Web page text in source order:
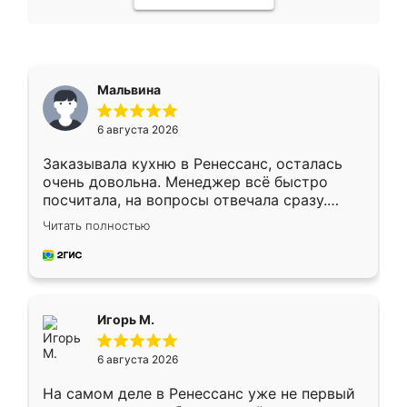
Мальвина
6 августа 2026
Заказывала кухню в Ренессанс, осталась
очень довольна. Менеджер всё быстро
посчитала, на вопросы отвечала сразу.
Замерщик приехал в субботу, подошёл к
делу со всей ответственностью. Собрали
за день, ребята работали аккуратно, даже
Читать полностью
Игорь М.
6 августа 2026
На самом деле в Ренессанс уже не первый